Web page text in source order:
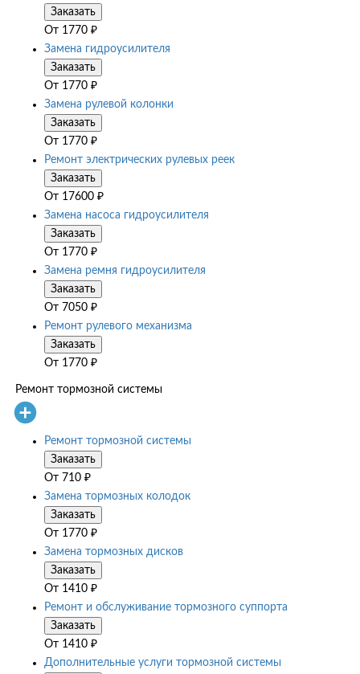
Заказать
От 1770 ₽
Замена гидроусилителя
Заказать
От 1770 ₽
Замена рулевой колонки
Заказать
От 1770 ₽
Ремонт электрических рулевых реек
Заказать
От 17600 ₽
Замена насоса гидроусилителя
Заказать
От 1770 ₽
Замена ремня гидроусилителя
Заказать
От 7050 ₽
Ремонт рулевого механизма
Заказать
От 1770 ₽
Ремонт тормозной системы
Ремонт тормозной системы
Заказать
От 710 ₽
Замена тормозных колодок
Заказать
От 1770 ₽
Замена тормозных дисков
Заказать
От 1410 ₽
Ремонт и обслуживание тормозного суппорта
Заказать
От 1410 ₽
Дополнительные услуги тормозной системы